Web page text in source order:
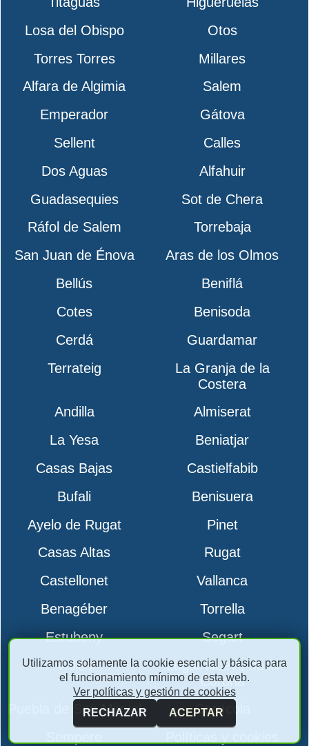
Losa del Obispo
Otos
Torres Torres
Millares
Alfara de Algimia
Salem
Emperador
Gátova
Sellent
Calles
Dos Aguas
Alfahuir
Guadasequies
Sot de Chera
Ráfol de Salem
Torrebaja
San Juan de Énova
Aras de los Olmos
Bellús
Beniflá
Cotes
Benisoda
Cerdá
Guardamar
Terrateig
La Granja de la
Costera
Andilla
Almiserat
La Yesa
Beniatjar
Casas Bajas
Castielfabib
Bufali
Benisuera
Ayelo de Rugat
Pinet
Casas Altas
Rugat
Castellonet
Vallanca
Benagéber
Torrella
Estubeny
Segart
Vallés
Lugar Nuevo de la
Corona
Puebla de San Miguel
Carrícola
Utilizamos solamente la cookie esencial y básica para
el funcionamiento mínimo de esta web.
Ver políticas y gestión de cookies
RECHAZAR
ACEPTAR